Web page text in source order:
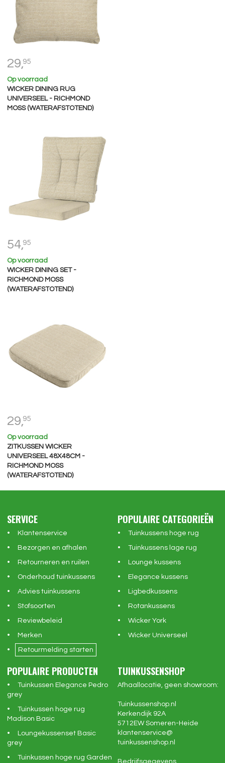
29,95
Op voorraad
WICKER DINING RUG
UNIVERSEEL - RICHMOND
MOSS (WATERAFSTOTEND)
54,95
Op voorraad
WICKER DINING SET -
RICHMOND MOSS
(WATERAFSTOTEND)
29,95
Op voorraad
ZITKUSSEN WICKER
UNIVERSEEL 48X48CM -
RICHMOND MOSS
(WATERAFSTOTEND)
SERVICE
Klantenservice
Bezorgen en afhalen
Retourneren en ruilen
Onderhoud tuinkussens
Advies tuinkussens
Stofsoorten
Reviewbeleid
Merken
Retourmelding starten
POPULAIRE CATEGORIEËN
Tuinkussens hoge rug
Tuinkussens lage rug
Lounge kussens
Elegance kussens
Ligbedkussens
Rotankussens
Wicker York
Wicker Universeel
POPULAIRE PRODUCTEN
Tuinkussen Elegance Pedro
grey
Tuinkussen hoge rug
Madison Basic
Loungekussenset Basic
grey
Tuinkussen hoge rug Garden
TUINKUSSENSHOP
Afhaallocatie, geen showroom:
Tuinkussenshop.nl
Kerkendijk 92A
5712EW Someren-Heide
klantenservice@
tuinkussenshop.nl